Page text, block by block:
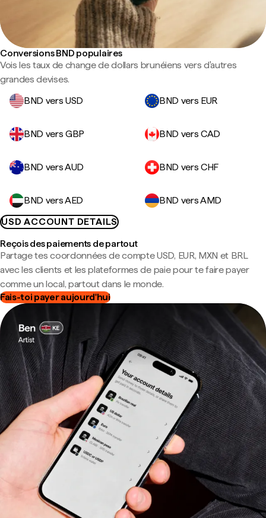
Conversions BND populaires
Vois les taux de change de dollars brunéiens vers d'autres
grandes devises.
BND vers USD
BND vers EUR
BND vers GBP BND vers CAD
BND vers AUD BND vers CHF
BND vers AED
BND vers AMD
USD ACCOUNT DETAILS
Reçois des paiements de partout
Partage tes coordonnées de compte USD, EUR, MXN et BRL
avec les clients et les plateformes de paie pour te faire payer
comme un local, partout dans le monde.
Fais-toi payer aujourd'hui